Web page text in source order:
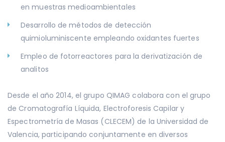
en muestras medioambientales
Desarrollo de métodos de detección
quimioluminiscente empleando oxidantes fuertes
Empleo de fotorreactores para la derivatización de
analitos
Desde el año 2014, el grupo QIMAG colabora con el grupo
de Cromatografía Líquida, Electroforesis Capilar y
Espectrometría de Masas (CLECEM) de la Universidad de
Valencia, participando conjuntamente en diversos